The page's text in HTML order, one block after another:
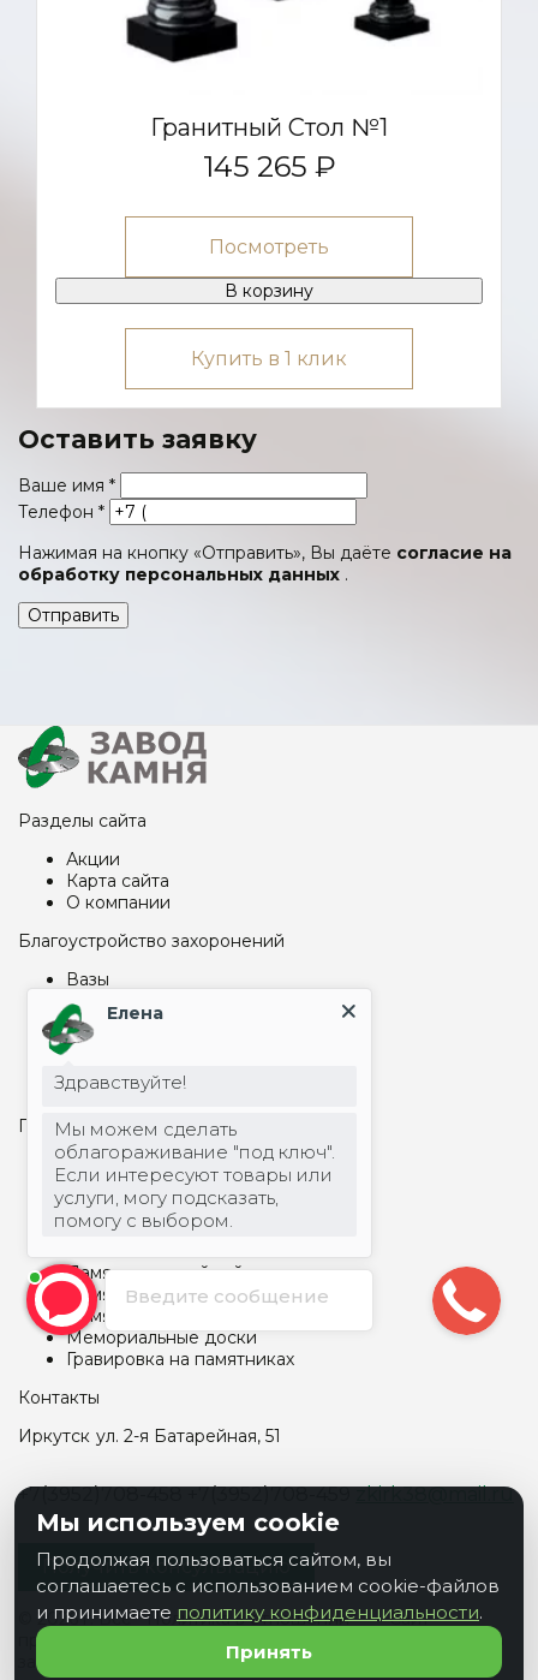
Гранитный Стол №1
145 265 ₽
Посмотреть
В корзину
Купить в 1 клик
Оставить заявку
Ваше имя *
Телефон *
Нажимая на кнопку «Отправить», Вы даёте согласие на
обработку персональных данных .
Отправить
Разделы сайта
Акции
Карта сайта
О компании
Благоустройство захоронений
Вазы
Надгробные плиты на могилу
Столбы, шары
Цоколь на могилу
Столы и лавки из гранита
Памятники и гравировка
Арки и капеллы
Бетонные памятники
Памятник детский
Памятник прямоугольный
Памятник семейный
Памятник фигурный
Памятник Крест
Мемориальные доски
Гравировка на памятниках
Контакты
Иркутск ул. 2-я Батарейная, 51
+7(3952)708-458 +7(3952)708-459 zkirk38@mail.ru
Получить консультацию
© 2026 г. Все
права
защищены
Политика в отношении
Сайт
разработан в
Мы используем cookie
Продолжая пользоваться сайтом, вы
соглашаетесь с использованием cookie-файлов
и принимаете политику конфиденциальности.
Принять
Введите сообщение
Елена
Здравствуйте!
Мы можем сделать
облагораживание "под ключ".
Если интересуют товары или
услуги, могу подсказать,
помогу с выбором.